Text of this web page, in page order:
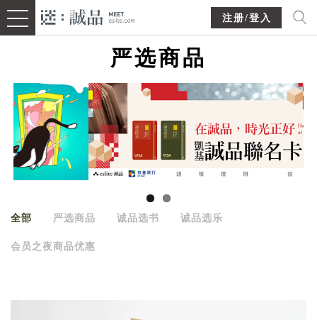
注册/登入
严选商品
全部 严选商品 诚品选书 诚品选乐
会员之夜商品优惠